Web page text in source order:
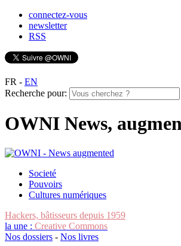
connectez-vous
newsletter
RSS
FR - EN
Recherche pour:
OWNI News,
Societé
Pouvoirs
Cultures numériques
Hackers, bâtisseurs depuis 1959
la une : Creative Commons
Nos dossiers - Nos livres